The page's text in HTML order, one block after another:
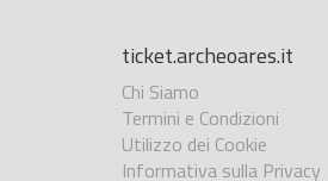
ticket.archeoares.it
Chi Siamo
Termini e Condizioni
Utilizzo dei Cookie
Informativa sulla Privacy